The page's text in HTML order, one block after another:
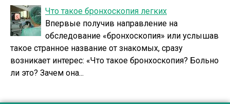
Что такое бронхоскопия легких
Впервые получив направление на
обследование «бронхоскопия» или услышав
такое странное название от знакомых, сразу
возникает интерес: «Что такое бронхоскопия? Больно
ли это? Зачем она...